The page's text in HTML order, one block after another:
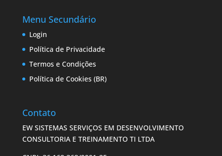
Menu Secundário
Login
Política de Privacidade
Termos e Condições
Política de Cookies (BR)
Contato
EW SISTEMAS SERVIÇOS EM DESENVOLVIMENTO
CONSULTORIA E TREINAMENTO TI LTDA